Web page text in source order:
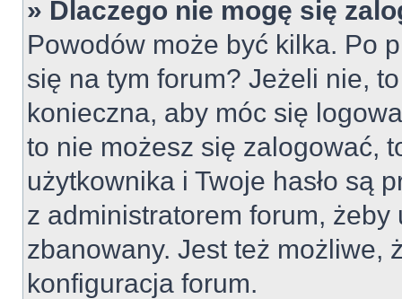
» Dlaczego nie mogę się
Powodów może być kilka. Po
się na tym forum? Jeżeli nie,
konieczna, aby móc się
to nie możesz się zalogować,
użytkownika i Twoje hasło są
z administratorem forum, żeby
zbanowany. Jest też możliwe,
konfiguracja forum.